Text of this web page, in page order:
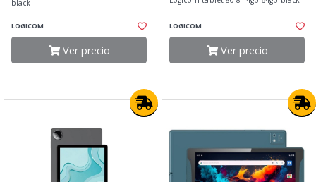
black
LOGICOM
Ver precio
LOGICOM
Ver precio